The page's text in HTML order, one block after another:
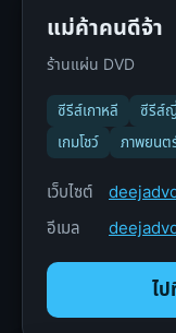
แม่ค้าคนดีจ้า
ร้านแผ่น DVD
ซีรีส์เกาหลี ซีรีส์
เกมโชว์
ภาพยนต
เว็บไซต์
อีเมล
ไ